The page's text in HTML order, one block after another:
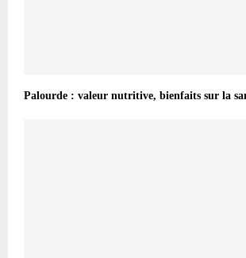
Palourde : valeur nutritive, bienfaits sur la